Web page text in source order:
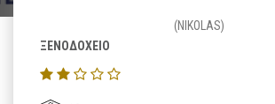
(NIKOLAS)
ΞΕΝΟΔΟΧΕΙΟ